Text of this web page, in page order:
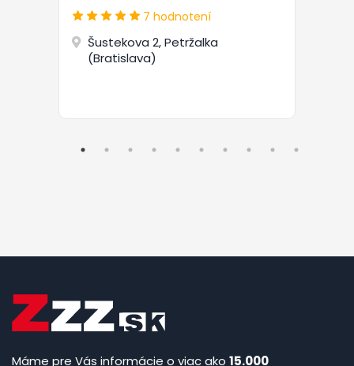
7 hodnotení
Šustekova 2, Petržalka
(Bratislava)
Máme pre Vás informácie o viac ako 15.000